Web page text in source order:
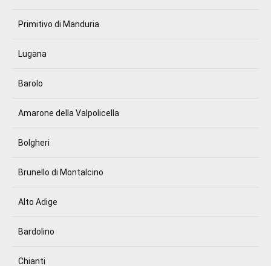
Primitivo di Manduria
Lugana
Barolo
Amarone della Valpolicella
Bolgheri
Brunello di Montalcino
Alto Adige
Bardolino
Chianti